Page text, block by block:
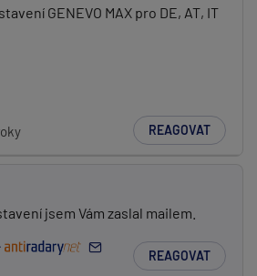
GENEVO MAX pro DE, AT, IT
REAGOVAT
jsem Vám zaslal mailem.
REAGOVAT